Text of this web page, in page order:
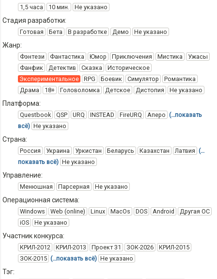
1,5 часа 10 мин. Не указано
Стадия разработки:
Готовая Бета В разработке Демо Не указано
Жанр:
Фэнтези Фантастика Юмор Приключения Мистика
Ужасы
Фанфик
Детектив Сказка
Историческое
Экспериментальное
RPG Боевик Симулятор
Романтика
Драма
18+ Головоломка Детское Дистопия Не указано
Платформа:
Questbook QSP URQ INSTEAD FireURQ Аперо (…показать
всё) Не указано
Страна:
Россия Украина Уркистан Беларусь Казахстан Латвия (…
показать всё) Не указано
Управление:
Менюшная Парсерная Не указано
Операционная система:
Windows Web (online) Linux MacOs DOS Android
Другая ОС
iOS
Не указано
Участник конкурса:
КРИЛ-2012 КРИЛ-2013 Проект 31 ЗОК-2026
КРИЛ-2015
ЗОК-2015 (…показать всё) Не указано
Тэг: